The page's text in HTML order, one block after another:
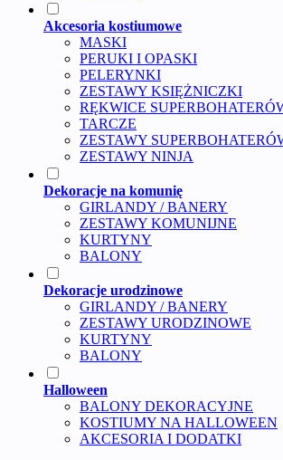
Akcesoria kostiumowe
MASKI
PERUKI I OPASKI
PELERYNKI
ZESTAWY KSIĘŻNICZKI
RĘKWICE
TARCZE
ZESTAWY
ZESTAWY NINJA
Dekoracje na komunię
GIRLANDY / BANERY
ZESTAWY KOMUNIJNE
KURTYNY
BALONY
Dekoracje urodzinowe
GIRLANDY / BANERY
ZESTAWY URODZINOWE
KURTYNY
BALONY
Halloween
BALONY DEKORACYJNE
KOSTIUMY NA HALLOWEEN
AKCESORIA I DODATKI